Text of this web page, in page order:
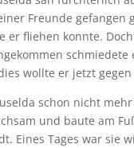
Freunde
er fliehen konnte.
wollte er jetzt
schon nicht
und baute am
Eines Tages war